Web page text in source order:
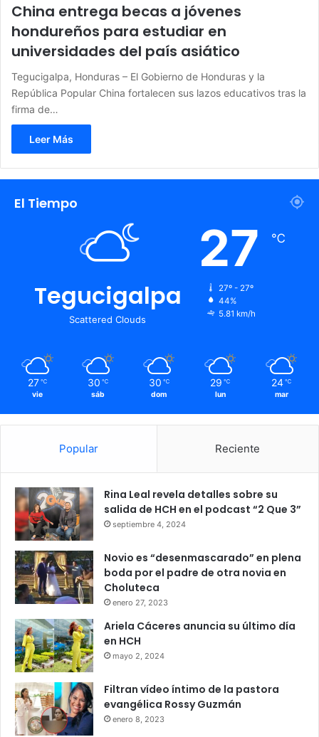
China entrega becas a jóvenes
hondureños para estudiar en
universidades del país asiático
Tegucigalpa, Honduras – El Gobierno de Honduras y la
República Popular China fortalecen sus lazos educativos tras la
firma de…
Leer Más
El Tiempo
Tegucigalpa
Scattered Clouds
27 ℃
27º - 27º
44%
5.81 km/h
27 ℃
vie
30 ℃
sáb
30 ℃
dom
29 ℃
lun
24 ℃
mar
Popular Reciente
Rina Leal revela detalles sobre su
salida de HCH en el podcast “2 Que 3”
septiembre 4, 2024
Novio es “desenmascarado” en plena
boda por el padre de otra novia en
Choluteca
enero 27, 2023
Ariela Cáceres anuncia su último día
en HCH
mayo 2, 2024
Filtran vídeo íntimo de la pastora
evangélica Rossy Guzmán
enero 8, 2023